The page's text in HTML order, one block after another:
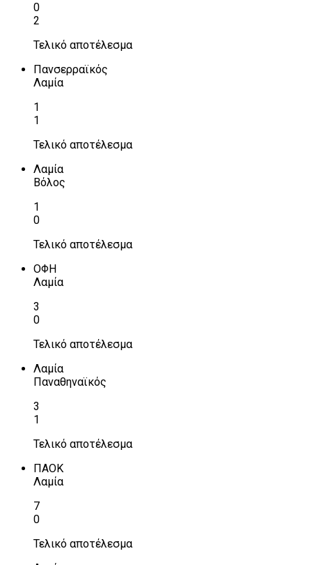
0
2
Τελικό αποτέλεσμα
Πανσερραϊκός
Λαμία
1
1
Τελικό αποτέλεσμα
Λαμία
Βόλος
1
0
Τελικό αποτέλεσμα
ΟΦΗ
Λαμία
3
0
Τελικό αποτέλεσμα
Λαμία
Παναθηναϊκός
3
1
Τελικό αποτέλεσμα
ΠΑΟΚ
Λαμία
7
0
Τελικό αποτέλεσμα